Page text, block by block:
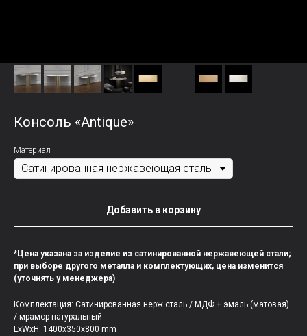
Консоль «Antique»
Материал
Добавить в корзину
*Цена указана за изделие из сатинированной нержавеющей стали;
при выборе другого металла и комплектующих, цена изменится
(уточнять у менеджера)
Комплектация: Сатинированная нерж.сталь / МДФ + эмаль (матовая)
/ мрамор натуральный
LxWxH: 1400x350x800 mm